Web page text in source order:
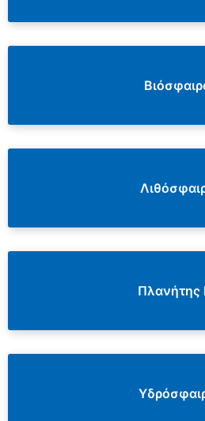
Πλανήτης